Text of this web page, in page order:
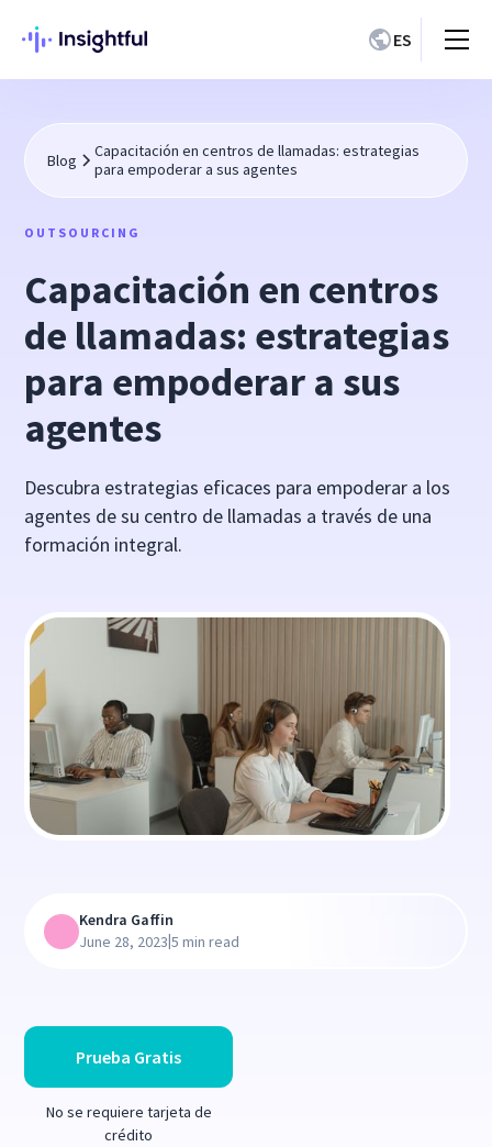
ES
Blog
Capacitación en centros de llamadas: estrategias
para empoderar a sus agentes
OUTSOURCING
Capacitación en centros
de llamadas: estrategias
para empoderar a sus
agentes
Descubra estrategias eficaces para empoderar a los
agentes de su centro de llamadas a través de una
formación integral.
Prueba Gratis
No se requiere tarjeta de
crédito
Kendra Gaffin
June 28, 2023|5 min read